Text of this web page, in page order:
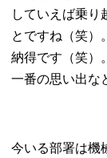
していえば乗り
とですね（笑）
納得です（笑）
一番の思い出な
今いる部署は機